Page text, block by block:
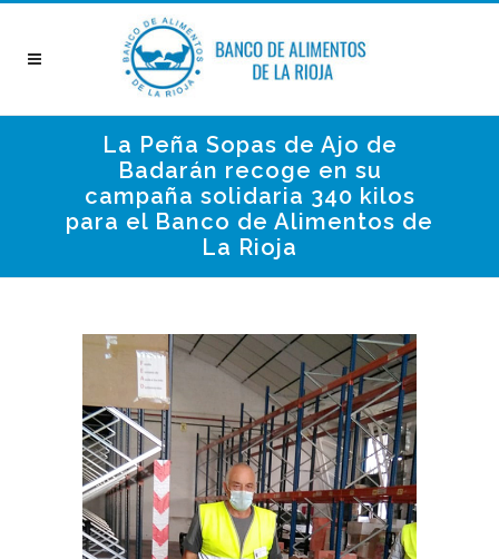
La Peña Sopas de Ajo de
Badarán recoge en su
campaña solidaria 340 kilos
para el Banco de Alimentos de
La Rioja